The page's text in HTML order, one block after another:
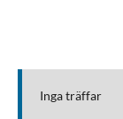
Inga träffar